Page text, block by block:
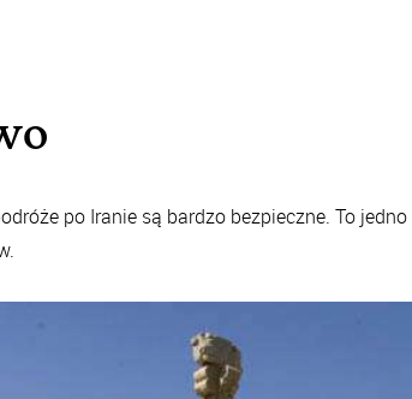
po Iranie są bardzo bezpieczne. To